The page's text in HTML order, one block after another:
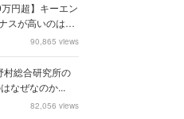
万円超】キーエン
スが高いのはな
90,865 views
村総合研究所の
なぜなのか...
82,056 views